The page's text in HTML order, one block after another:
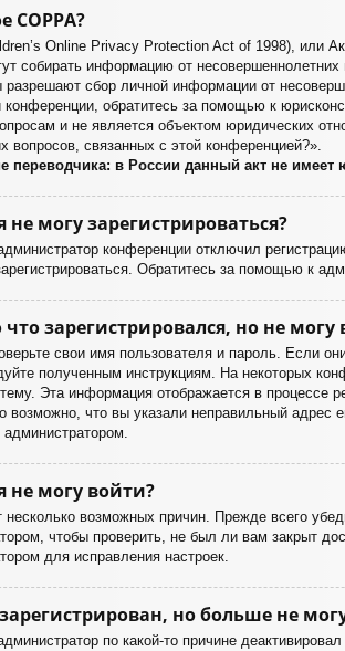
COPPA?
Online Privacy Protection Act of 1998), или
собирать информацию от
разрешают сбор личной информации от
конференции, обратитесь за помощью к
и не является объектом юридических
вопросов, связанных с этой конференцией?».
переводчика: в России данный акт не имеет
не могу зарегистрироваться?
конференции отключил
Обратитесь за помощью к
что зарегистрировался, но не могу
свои имя пользователя и пароль. Если
полученным инструкциям. На некоторых
Эта информация отображается в процессе
возможно, что вы указали неправильный
администратором.
не могу войти?
несколько возможных причин. Прежде всего
чтобы проверить, не был ли вам закрыт
для исправления настроек.
но больше не
по какой-то причине